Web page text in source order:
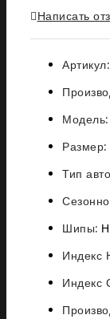
Написать
Артикул:
Модель:
Размер:
Тип
Шипы:
Индекс
Индекс